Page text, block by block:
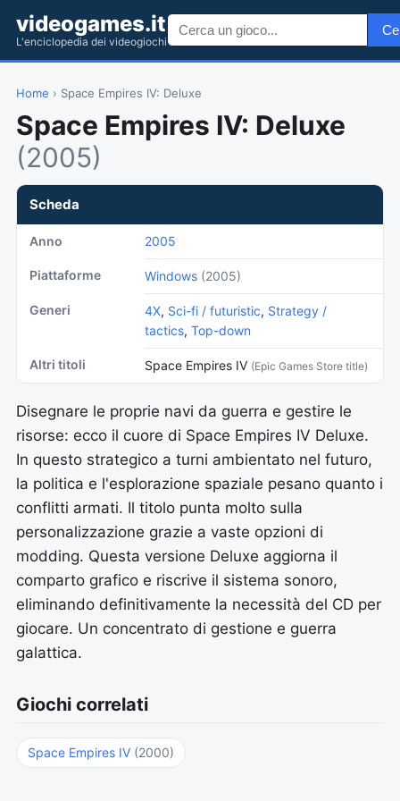
videogames.it
L'enciclopedia dei videogiochi
Home › Space Empires IV: Deluxe
Space Empires IV: Deluxe
(2005)
Scheda
Anno 2005
Piattaforme Windows (2005)
Generi 4X, Sci-fi / futuristic, Strategy /
tactics, Top-down
Altri titoli Space Empires IV (Epic Games Store title)
Disegnare le proprie navi da guerra e gestire le
risorse: ecco il cuore di Space Empires IV Deluxe.
In questo strategico a turni ambientato nel futuro,
la politica e l'esplorazione spaziale pesano quanto i
conflitti armati. Il titolo punta molto sulla
personalizzazione grazie a vaste opzioni di
modding. Questa versione Deluxe aggiorna il
comparto grafico e riscrive il sistema sonoro,
eliminando definitivamente la necessità del CD per
giocare. Un concentrato di gestione e guerra
galattica.
Giochi correlati
Space Empires IV (2000)